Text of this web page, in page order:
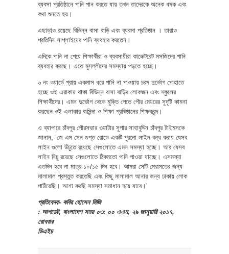
ব্যবসা প্রতিষ্ঠানে পানি পান করতে যায় তখন তাদেরকে অনেক ধমক এবং
কথা শুনতে হয়।
এছাড়াও রয়েছে বিভিন্ন বাসা বাড়ি এবং ব্যবসা প্রতিষ্ঠান । তারাও
প্রতিদিন সাপ্লাইয়ের পানি ব্যবহার করতেন।
এদিকে পানি না পেয়ে শিক্ষার্থীরা ও ব্যবসায়ীরা কালেক্টরেট মসজিদের পানি
ব্যবহার করছে। এতে মুসল্লীদের সমস্যায় পড়তে হচ্ছে।
৬ নং ওয়ার্ডে প্রায় একমাস ধরে পানি না পাওয়ায় চরম দুর্ভোগ পোহাতে
হচ্ছে ওই এরাকায় থাকা বিভিন্ন বাসা বাড়ির লোকজন এবং স্কুলের
শিক্ষার্থীদের। এমন দুর্ভোগ থেকে মুক্তি পেতে পৌর মেয়রের সুদৃষ্টি কামনা
করছেন ওই এলাকার বাসিন্দা ও শিক্ষা প্রথিষ্ঠানের শিক্ষকবৃন্দ।
এ ব্যাপারে চাঁদপুর পৌরসভার ওয়াটার সুপার সাহাবুদ্দিন চাঁদপুর টাইমসকে
জানান, ‘জে এম সেন গুপ্ত রোডে একটি পুরনো লাইন বন্ধ করায় যেসব
লাইন গুলো উঁচুতে রয়েছে সেগুলোতে এমন সমস্যা হচ্ছে। আর যেসব
লাইন নিচু রয়েছে সেগুলোতে ঠিকমতো পানি পাওয়া যাচ্ছে। এসমস্যা
এতদিন হবে না মাত্র ১০/১৫ দিন হবে। আমরা সেটি মেরামতের জন্য
মালামাল প্রস্তুত করতেছি এবং কিছু মালামাল আনার জন্য ঢাকায় লোক
পাঠিয়েছি। আশা করছি সমস্যা সমাধান হয়ে যাবে।’
প্রতিবেদক- কবির হোসেন মিজি
: আপডেট, বাংলাদেশ সময় ০৩: ০০ এএম, ২৯ জানুয়ারি ২০১৭,
রোববার
ডিএইচ